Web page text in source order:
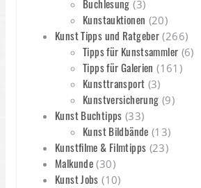
Buchlesung (3)
Kunstauktionen (20)
Kunst Tipps und Ratgeber (266)
Tipps für Kunstsammler (6)
Tipps für Galerien (161)
Kunsttransport (3)
Kunstversicherung (9)
Kunst Buchtipps (33)
Kunst Bildbände (13)
Kunstfilme & Filmtipps (23)
Malkunde (30)
Kunst Jobs (10)